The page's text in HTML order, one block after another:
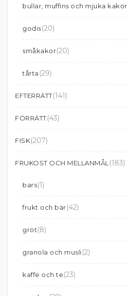
bullar, muffins och mjuka kakor
godis(20)
småkakor(20)
tårta (29)
EFTERRÄTT(141)
FÖRRÄTT(43)
FISK(207)
FRUKOST OCH MELLANMÅL (183)
bars(1)
frukt och bär(42)
gröt(8)
granola och musli(2)
kaffe och te(23)